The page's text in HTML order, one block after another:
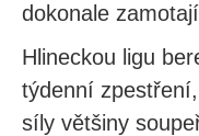
dokonale
Hlineckou ligu
týdenní
síly většiny